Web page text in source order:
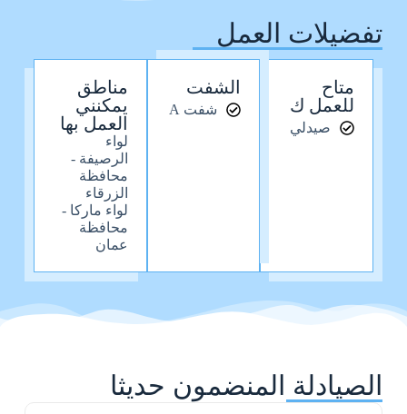
تفضيلات العمل
متاح
للعمل ك
صيدلي
الشفت
شفت A
مناطق
يمكنني
العمل بها
لواء
الرصيفة -
محافظة
الزرقاء
لواء ماركا -
محافظة
عمان
الصيادلة المنضمون حديثا